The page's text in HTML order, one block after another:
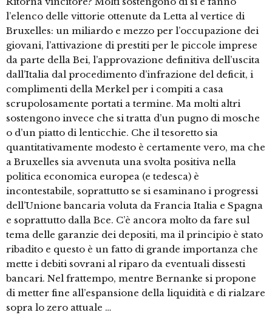
l’elenco delle vittorie ottenute da Letta al vertice di
Bruxelles: un miliardo e mezzo per l’occupazione dei
giovani, l’attivazione di prestiti per le piccole imprese
da parte della Bei, l’approvazione definitiva dell’uscita
dall’Italia dal procedimento d’infrazione del deficit, i
complimenti della Merkel per i compiti a casa
scrupolosamente portati a termine. Ma molti altri
sostengono invece che si tratta d’un pugno di mosche
o d’un piatto di lenticchie. Che il tesoretto sia
quantitativamente modesto è certamente vero, ma che
a Bruxelles sia avvenuta una svolta positiva nella
politica economica europea (e tedesca) è
incontestabile, soprattutto se si esaminano i progressi
dell’Unione bancaria voluta da Francia Italia e Spagna
e soprattutto dalla Bce. C’è ancora molto da fare sul
tema delle garanzie dei depositi, ma il principio è stato
ribadito e questo è un fatto di grande importanza che
mette i debiti sovrani al riparo da eventuali dissesti
bancari. Nel frattempo, mentre Bernanke si propone
di metter fine all’espansione della liquidità e di rialzare
sopra lo zero attuale …